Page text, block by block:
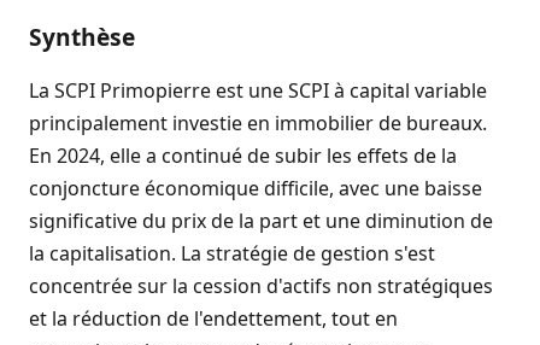
Synthèse
La SCPI Primopierre est une SCPI à capital variable
principalement investie en immobilier de bureaux.
En 2024, elle a continué de subir les effets de la
conjoncture économique difficile, avec une baisse
significative du prix de la part et une diminution de
la capitalisation. La stratégie de gestion s'est
concentrée sur la cession d'actifs non stratégiques
et la réduction de l'endettement, tout en